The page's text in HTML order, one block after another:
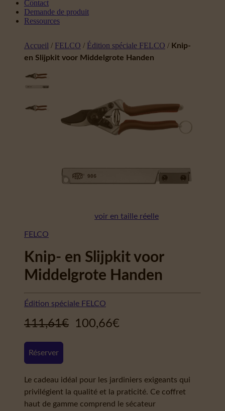
Contact
Demande de produit
Ressources
Accueil / FELCO / Édition spéciale FELCO / Knip-
en Slijpkit voor Middelgrote Handen
voir en taille réelle
FELCO
Knip- en Slijpkit voor
Middelgrote Handen
Édition spéciale FELCO
111,61€ 100,66€
Réserver
Le cadeau idéal pour les jardiniers exigeants qui
privilégient la qualité et la praticité. Ce coffret
haut de gamme comprend le sécateur